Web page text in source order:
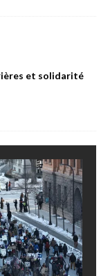
et solidarité